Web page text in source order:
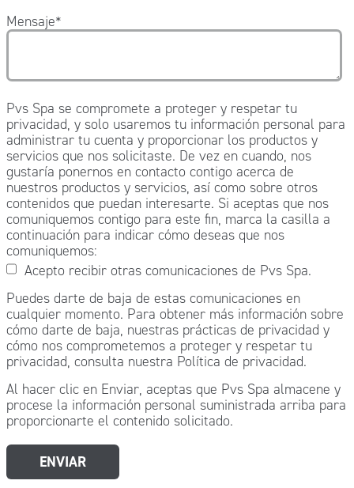
Mensaje*
Pvs Spa se compromete a proteger y respetar tu
privacidad, y solo usaremos tu información personal para
administrar tu cuenta y proporcionar los productos y
servicios que nos solicitaste. De vez en cuando, nos
gustaría ponernos en contacto contigo acerca de
nuestros productos y servicios, así como sobre otros
contenidos que puedan interesarte. Si aceptas que nos
comuniquemos contigo para este fin, marca la casilla a
continuación para indicar cómo deseas que nos
comuniquemos:
Acepto recibir otras comunicaciones de Pvs Spa.
Puedes darte de baja de estas comunicaciones en
cualquier momento. Para obtener más información sobre
cómo darte de baja, nuestras prácticas de privacidad y
cómo nos comprometemos a proteger y respetar tu
privacidad, consulta nuestra Política de privacidad.
Al hacer clic en Enviar, aceptas que Pvs Spa almacene y
procese la información personal suministrada arriba para
proporcionarte el contenido solicitado.